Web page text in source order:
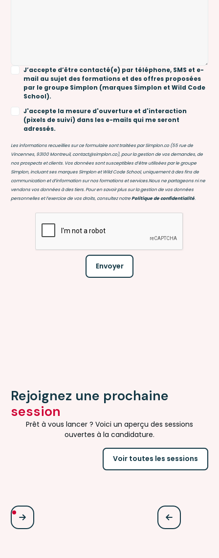
J’accepte d’être contacté(e) par téléphone, SMS et e-
mail au sujet des formations et des offres proposées
par le groupe Simplon (marques Simplon et Wild Code
School).
J'accepte la mesure d'ouverture et d'interaction
(pixels de suivi) dans les e-mails qui me seront
adressés.
Les informations recueillies sur ce formulaire sont traitées par Simplon.co (55 rue de
Vincennes, 93100 Montreuil, contact@simplon.co), pour la gestion de vos demandes, de
nos prospects et clients. Vos données sont susceptibles d’être utilisées par le groupe
Simplon, incluant ses marques Simplon et Wild Code School, uniquement à des fins de
communication et d’information sur nos formations et services.Nous ne partageons ni ne
vendons vos données à des tiers. Pour en savoir plus sur la gestion de vos données
personnelles et l’exercice de vos droits, consultez notrePolitique de confidentialité.
Rejoignez une prochaine
session
Prêt à vous lancer ? Voici un aperçu des sessions
ouvertes à la candidature.
Voir toutes les sessions